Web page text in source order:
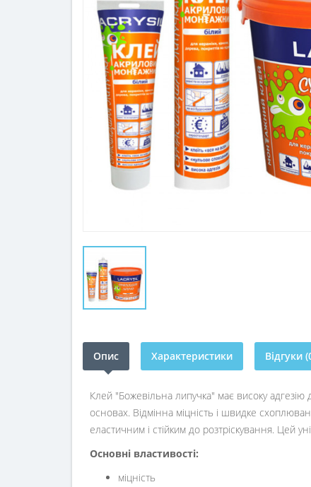
Опис Характеристики Відгуки
Клей "Божевільна липучка" має високу
основах. Відмінна міцність і швидке
еластичним і стійким до розтріскування. Цей
Основні властивості:
міцність